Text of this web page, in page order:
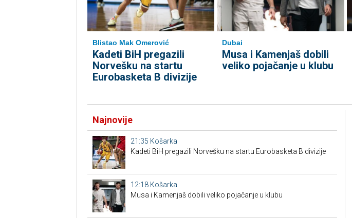
Blistao Mak Omerović
Kadeti BiH pregazili
Norvešku na startu
Eurobasketa B divizije
Dubai
Musa i Kamenjaš dobili
veliko pojačanje u klubu
Najnovije
21:35 Košarka
Kadeti BiH pregazili Norvešku na startu Eurobasketa B divizije
12:18 Košarka
Musa i Kamenjaš dobili veliko pojačanje u klubu